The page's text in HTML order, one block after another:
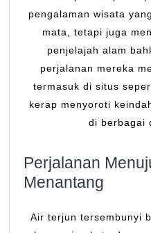
pengalaman wisata
mata, tetapi juga
penjelajah alam
perjalanan mereka
termasuk di situs
kerap menyoroti
di berbagai
Perjalanan
Menantang
Air terjun tersembunyi